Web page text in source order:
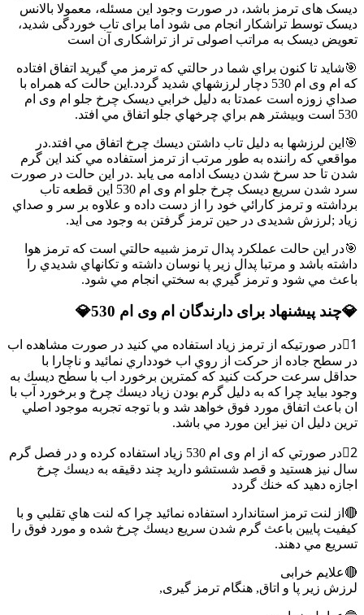
دیسک های ترمز باشد، در صورت وجود این مسئله، معمولا بالانس
دیسک توسط تراشکار انجام می شود اما برای تاب خوردگی شدید،
تعویض دیسک به مراتب اصولی تر از تراشکاری آن است
🎯شايد تا كنون براي شما در حالتي كه ترمز مي گيريد اتفاق افتاده
كه ام وی ام 530 دچار لرزشهاي شديد گردد.اين حالت كه همراه با
صداي زوزه است عمدتا به دليل خرابي دیسک چرخ جلو ام وی ام
530 است وبيشتر هم براي چرخهاي جلو اتفاق مي افتد.
🎯اين لرزشها به دليل تاب داشتن ديسك چرخ اتفاق مي افتد.در
مواقعي كه راننده به طور مرتب از ترمز استفاده مي كند اين گرم
شدن تا حد سرخ شدن دیسک ادامه می یابد .در اين حالت در صورت
سرد شدن سريع دیسک چرخ جلو ام وی ام 530 اين قطعه تاب
برداشته و ترمز كارائي خود را از دست داده و علاوه بر سر و صداي
زياد ;لرزش شدیدی در حین ترمز گرفتن به وجود می اید.
🎯در این حالت عملكرد پدال ترمز شبيه حالتي است كه ترمز هوا
داشته باشد و مرتبا پدال زير پا نوسان داشته و تكانهاي شديدي را
باعث مي شود و ترمز گيري به سختي انجام مي شود.
💎چند پيشنهاد برای دارندگان ام وی ام 530💎
1⃣در صورتيكه از ترمز زياد استفاده مي كنيد در صورت مشاهده اب
در سطح جاده از حركت از روي اب خودداري نمائيد و ناچارا با
حداقل سرعت حركت كنيد كه كمترين برخورد اب با سطح ديسك به
وجود بيايد چرا كه به دليل گرم بودن زياد ديسك چرخ و برخورد آب با
ان باعث اتفاق مورد فوق خواهد شد و با توجه تجربه موجود اصلي
ترين دليل ان نيز اين مورد مي باشد.
2⃣در صورتي كه از ام وی ام 530 زياد استفاده كرده و در فصل گرم
سال نيز هستيد و قصد شستشو داريد چند دقيقه به ديسك چرخ
اجازه دهيد كه خنك گردد
🔴از لنت ترمز استاندارد استفاده نمائيد چرا كه لنت هاي تقلبي و با
كيفيت پايين باعث گرم شدن سريع ديسك چرخ شده و مورد فوق را
تسريع مي دهند.
🔴علایم خرابی
لرزش زیر پا و اتاق, هنگام ترمز گیری,